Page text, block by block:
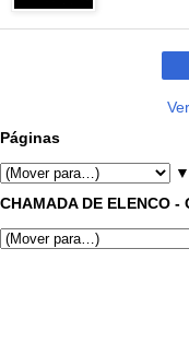
Páginas
▼
CHAMADA DE ELENCO -